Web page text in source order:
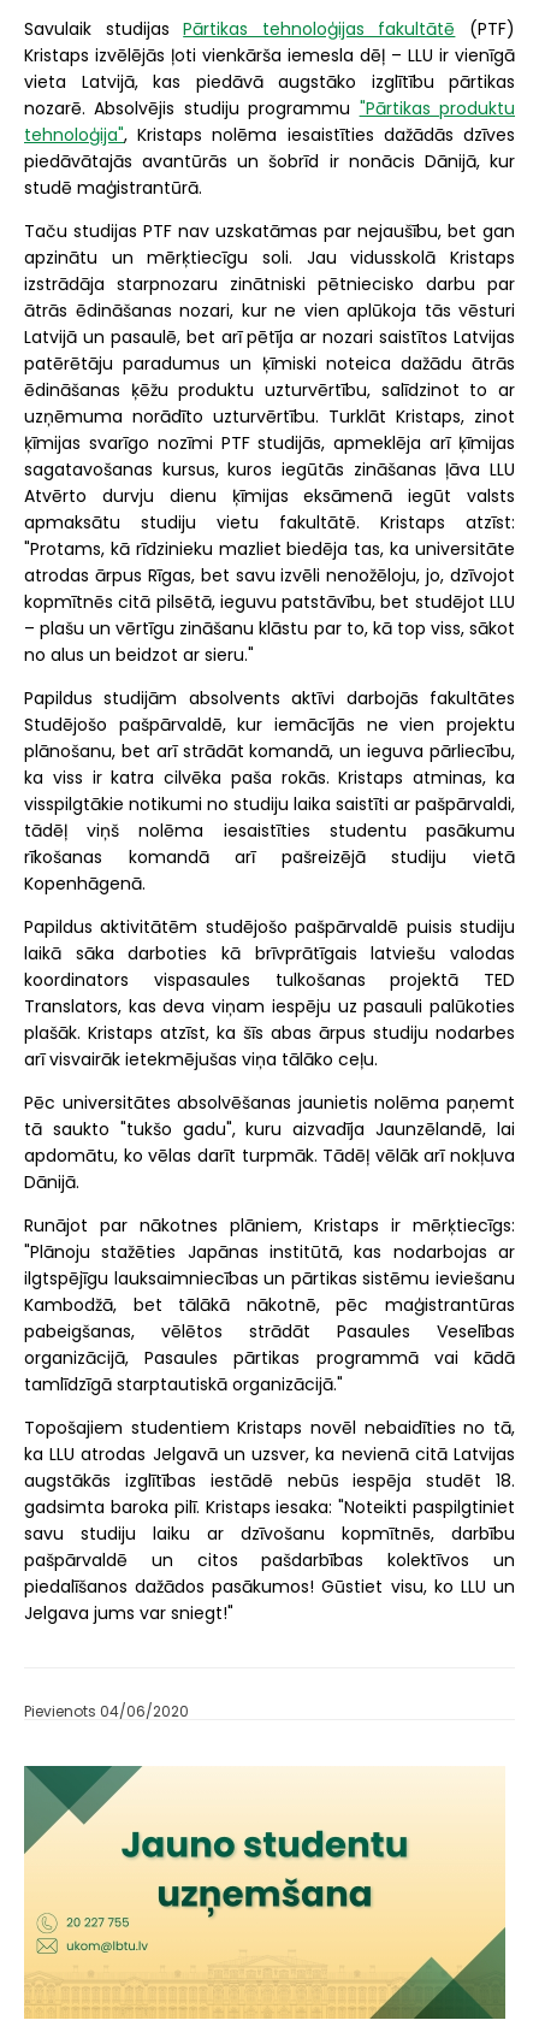
Savulaik studijasPārtikas tehnoloģijas fakultātē (PTF)
Kristaps izvēlējās ļoti vienkārša iemesla dēļ – LLU ir vienīgā
vieta Latvijā, kas piedāvā augstāko izglītību pārtikas
nozarē. Absolvējis studiju programmu "Pārtikas produktu
tehnoloģija", Kristaps nolēma iesaistīties dažādās dzīves
piedāvātajās avantūrās un šobrīd ir nonācis Dānijā, kur
studē maģistrantūrā.
Taču studijas PTF nav uzskatāmas par nejaušību, bet gan
apzinātu un mērķtiecīgu soli. Jau vidusskolā Kristaps
izstrādāja starpnozaru zinātniski pētniecisko darbu par
ātrās ēdināšanas nozari, kur ne vien aplūkoja tās vēsturi
Latvijā un pasaulē, bet arī pētīja ar nozari saistītos Latvijas
patērētāju paradumus un ķīmiski noteica dažādu ātrās
ēdināšanas ķēžu produktu uzturvērtību, salīdzinot to ar
uzņēmuma norādīto uzturvērtību. Turklāt Kristaps, zinot
ķīmijas svarīgo nozīmi PTF studijās, apmeklēja arī ķīmijas
sagatavošanas kursus, kuros iegūtās zināšanas ļāva LLU
Atvērto durvju dienu ķīmijas eksāmenā iegūt valsts
apmaksātu studiju vietu fakultātē. Kristaps atzīst:
"Protams, kā rīdzinieku mazliet biedēja tas, ka universitāte
atrodas ārpus Rīgas, bet savu izvēli nenožēloju, jo, dzīvojot
kopmītnēs citā pilsētā, ieguvu patstāvību, bet studējot LLU
– plašu un vērtīgu zināšanu klāstu par to, kā top viss, sākot
no alus un beidzot ar sieru."
Papildus studijām absolvents aktīvi darbojās fakultātes
Studējošo pašpārvaldē, kur iemācījās ne vien projektu
plānošanu, bet arī strādāt komandā, un ieguva pārliecību,
ka viss ir katra cilvēka paša rokās. Kristaps atminas, ka
visspilgtākie notikumi no studiju laika saistīti ar pašpārvaldi,
tādēļ viņš nolēma iesaistīties studentu pasākumu
rīkošanas komandā arī pašreizējā studiju vietā
Kopenhāgenā.
Papildus aktivitātēm studējošo pašpārvaldē puisis studiju
laikā sāka darboties kā brīvprātīgais latviešu valodas
koordinators vispasaules tulkošanas projektā TED
Translators, kas deva viņam iespēju uz pasauli palūkoties
plašāk. Kristaps atzīst, ka šīs abas ārpus studiju nodarbes
arī visvairāk ietekmējušas viņa tālāko ceļu.
Pēc universitātes absolvēšanas jaunietis nolēma paņemt
tā saukto "tukšo gadu", kuru aizvadīja Jaunzēlandē, lai
apdomātu, ko vēlas darīt turpmāk. Tādēļ vēlāk arī nokļuva
Dānijā.
Runājot par nākotnes plāniem, Kristaps ir mērķtiecīgs:
"Plānoju stažēties Japānas institūtā, kas nodarbojas ar
ilgtspējīgu lauksaimniecības un pārtikas sistēmu ieviešanu
Kambodžā, bet tālākā nākotnē, pēc maģistrantūras
pabeigšanas, vēlētos strādāt Pasaules Veselības
organizācijā, Pasaules pārtikas programmā vai kādā
tamlīdzīgā starptautiskā organizācijā."
Topošajiem studentiem Kristaps novēl nebaidīties no tā,
ka LLU atrodas Jelgavā un uzsver, ka nevienā citā Latvijas
augstākās izglītības iestādē nebūs iespēja studēt 18.
gadsimta baroka pilī. Kristaps iesaka: "Noteikti paspilgtiniet
savu studiju laiku ar dzīvošanu kopmītnēs, darbību
pašpārvaldē un citos pašdarbības kolektīvos un
piedalīšanos dažādos pasākumos! Gūstiet visu, ko LLU un
Jelgava jums var sniegt!"
Pievienots 04/06/2020